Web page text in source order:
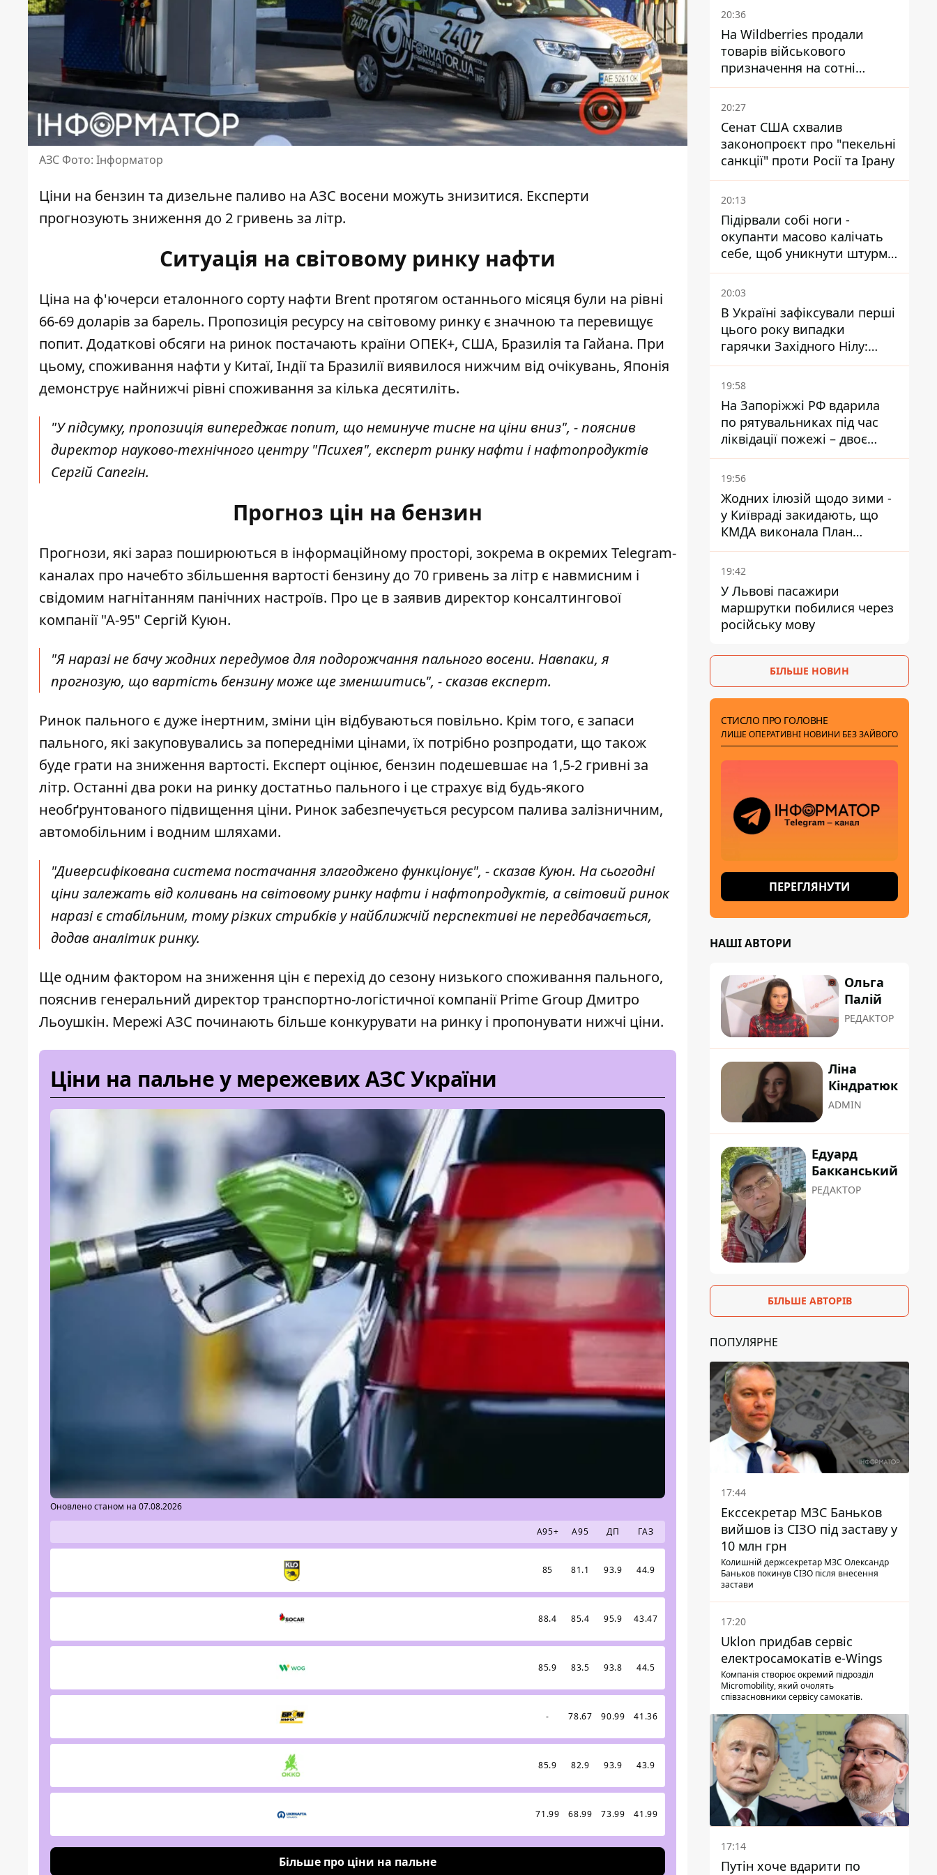
АЗС Фото: Інформатор
Ціни на бензин та дизельне паливо на АЗС восени можуть знизитися. Експерти
прогнозують зниження до 2 гривень за літр.
Ситуація на світовому ринку нафти
Ціна на ф'ючерси еталонного сорту нафти Brent протягом останнього місяця були на рівні
66-69 доларів за барель. Пропозиція ресурсу на світовому ринку є значною та перевищує
попит. Додаткові обсяги на ринок постачають країни OПЕК+, США, Бразилія та Гайана. При
цьому, споживання нафти у Китаї, Індії та Бразилії виявилося нижчим від очікувань, Японія
демонструє найнижчі рівні споживання за кілька десятиліть.
"У підсумку, пропозиція випереджає попит, що неминуче тисне на ціни вниз", - пояснив
директор науково-технічного центру "Психея", експерт ринку нафти і нафтопродуктів
Сергій Сапегін.
Прогноз цін на бензин
Прогнози, які зараз поширюються в інформаційному просторі, зокрема в окремих Telegram-
каналах про начебто збільшення вартості бензину до 70 гривень за літр є навмисним і
свідомим нагнітанням панічних настроїв. Про це в заявив директор консалтингової
компанії "А-95" Сергій Куюн.
"Я наразі не бачу жодних передумов для подорожчання пального восени. Навпаки, я
прогнозую, що вартість бензину може ще зменшитись", - сказав експерт.
Ринок пального є дуже інертним, зміни цін відбуваються повільно. Крім того, є запаси
пального, які закуповувались за попередніми цінами, їх потрібно розпродати, що також
буде грати на зниження вартості. Експерт оцінює, бензин подешевшає на 1,5-2 гривні за
літр. Останні два роки на ринку достатньо пального і це страхує від будь-якого
необґрунтованого підвищення ціни. Ринок забезпечується ресурсом палива залізничним,
автомобільним і водним шляхами.
"Диверсифікована система постачання злагоджено функціонує", - сказав Куюн. На сьогодні
ціни залежать від коливань на світовому ринку нафти і нафтопродуктів, а світовий ринок
наразі є стабільним, тому різких стрибків у найближчій перспективі не передбачається,
додав аналітик ринку.
Ще одним фактором на зниження цін є перехід до сезону низького споживання пального,
пояснив генеральний директор транспортно-логістичної компанії Prime Group Дмитро
Льоушкін. Мережі АЗС починають більше конкурувати на ринку і пропонувати нижчі ціни.
Ціни на пальне у мережевих АЗС України
Оновлено станом на 07.08.2026
А95+ А95 ДП ГАЗ
85 81.1 93.9 44.9
88.4 85.4 95.9 43.47
85.9 83.5 93.8 44.5
- 78.67 90.99 41.36
85.9 82.9 93.9 43.9
71.99 68.99 73.99 41.99
Більше про ціни на пальне
20:36
На Wildberries продали
товарів військового
призначення на сотні
мільйонів, але удари ЗСУ
змінили ситуацію
20:27
Сенат США схвалив
законопроєкт про "пекельні
санкції" проти Росії та Ірану
20:13
Підірвали собі ноги -
окупанти масово калічать
себе, щоб уникнути штурмів
- ГУР
20:03
В Україні зафіксували перші
цього року випадки
гарячки Західного Нілу:
двоє людей заразилися
після укусів комарів
19:58
На Запоріжжі РФ вдарила
по рятувальниках під час
ліквідації пожежі – двоє
поранених
19:56
Жодних ілюзій щодо зими -
у Київраді закидають, що
КМДА виконала План
стійкості на 20%
19:42
У Львові пасажири
маршрутки побилися через
російську мову
БІЛЬШЕ НОВИН
СТИСЛО ПРО ГОЛОВНЕ
ЛИШЕ ОПЕРАТИВНІ НОВИНИ БЕЗ ЗАЙВОГО
ПЕРЕГЛЯНУТИ
НАШІ АВТОРИ
Ольга
Палій
РЕДАКТОР
Ліна
Кіндратюк
ADMIN
Едуард
Бакканський
РЕДАКТОР
БІЛЬШЕ АВТОРІВ
ПОПУЛЯРНЕ
17:44
Екссекретар МЗС Баньков
вийшов із СІЗО під заставу у
10 млн грн
Колишній держсекретар МЗС Олександр
Баньков покинув СІЗО після внесення
застави
17:20
Uklon придбав сервіс
електросамокатів e-Wings
Компанія створює окремий підрозділ
Micromobility, який очолять
співзасновники сервісу самокатів.
17:14
Путін хоче вдарити по